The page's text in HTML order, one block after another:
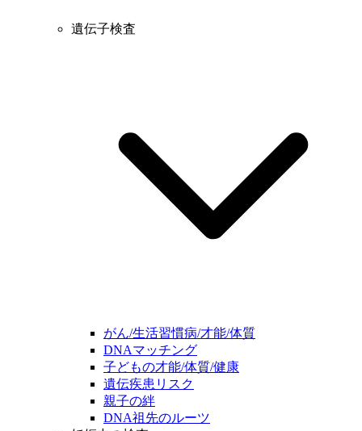
遺伝子検査
がん/生活習慣病/才能/体質
DNAマッチング
子どもの才能/体質/健康
遺伝疾患リスク
親子の絆
DNA祖先のルーツ